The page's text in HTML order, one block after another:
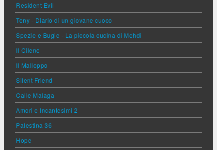
Resident Evil
Tony - Diario di un giovane cuoco
Spezie e Bugie - La piccola cucina di Mehdi
Il Cileno
Il Malloppo
Silent Friend
Calle Malaga
Amori e Incantesimi 2
Palestina 36
Hope